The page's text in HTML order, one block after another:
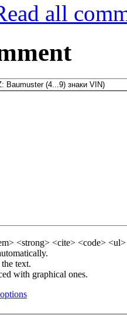
all
<strong> <cite> <code>
text.
with graphical ones.